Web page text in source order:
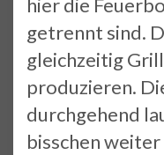
hier die
getrennt sind.
gleichzeitig
produzieren.
durchgehend
bisschen